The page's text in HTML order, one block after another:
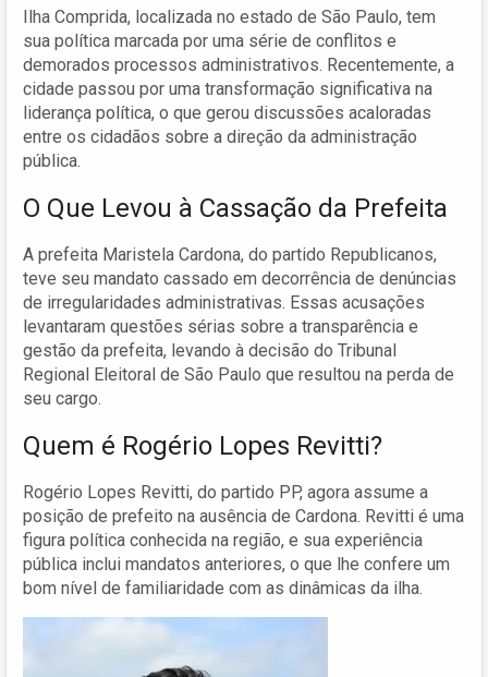
Ilha Comprida, localizada no estado de São Paulo, tem
sua política marcada por uma série de conflitos e
demorados processos administrativos. Recentemente, a
cidade passou por uma transformação significativa na
liderança política, o que gerou discussões acaloradas
entre os cidadãos sobre a direção da administração
pública.
O Que Levou à Cassação da Prefeita
A prefeita Maristela Cardona, do partido Republicanos,
teve seu mandato cassado em decorrência de denúncias
de irregularidades administrativas. Essas acusações
levantaram questões sérias sobre a transparência e
gestão da prefeita, levando à decisão do Tribunal
Regional Eleitoral de São Paulo que resultou na perda de
seu cargo.
Quem é Rogério Lopes Revitti?
Rogério Lopes Revitti, do partido PP, agora assume a
posição de prefeito na ausência de Cardona. Revitti é uma
figura política conhecida na região, e sua experiência
pública inclui mandatos anteriores, o que lhe confere um
bom nível de familiaridade com as dinâmicas da ilha.